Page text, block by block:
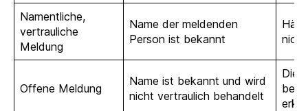
Namentliche,
vertrauliche
Meldung
Name der meldenden
Person ist bekannt
Offene Meldung
Name ist bekannt und wird
nicht vertraulich behandelt
Die